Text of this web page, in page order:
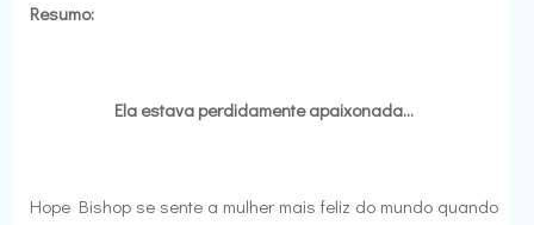
Resumo:
Ela estava perdidamente apaixonada...
Hope Bishop se sente a mulher mais feliz do mundo quando